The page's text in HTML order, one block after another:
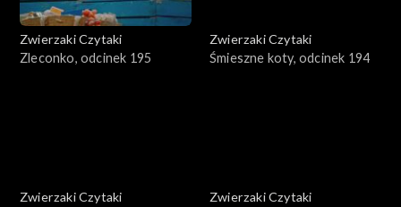
Zwierzaki Czytaki
Zleconko, odcinek 195
Zwierzaki Czytaki
Śmieszne koty, odcinek 194
Zwierzaki Czytaki
Zwierzaki Czytaki